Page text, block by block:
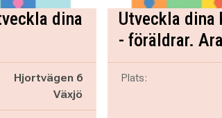
dina
Hjortvägen 6
Växjö
Utveckla dina
- föräldrar.
Plats: